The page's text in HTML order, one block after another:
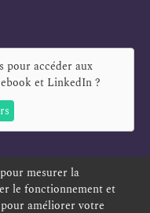
pour accéder aux
et LinkedIn?
SIGNALEMENT
mesurer la
le fonctionnement et
améliorer votre